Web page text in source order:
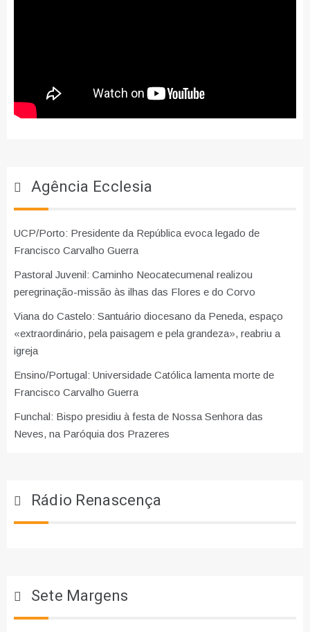
Agência Ecclesia
UCP/Porto: Presidente da República evoca legado de
Francisco Carvalho Guerra
Pastoral Juvenil: Caminho Neocatecumenal realizou
peregrinação-missão às ilhas das Flores e do Corvo
Viana do Castelo: Santuário diocesano da Peneda, espaço
«extraordinário, pela paisagem e pela grandeza», reabriu a
igreja
Ensino/Portugal: Universidade Católica lamenta morte de
Francisco Carvalho Guerra
Funchal: Bispo presidiu à festa de Nossa Senhora das
Neves, na Paróquia dos Prazeres
Rádio Renascença
Sete Margens